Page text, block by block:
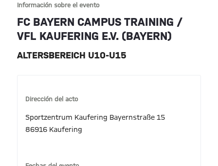
Información sobre el evento
FC BAYERN CAMPUS TRAINING /
VFL KAUFERING E.V. (BAYERN)
ALTERSBEREICH U10-U15
Dirección del acto
Sportzentrum Kaufering Bayernstraße 15
86916 Kaufering